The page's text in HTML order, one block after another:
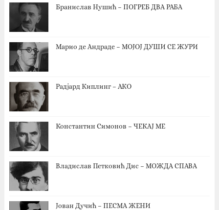
Бранислав Нушић – ПОГРЕБ ДВА РАБА
Марио де Андраде – МОЈОЈ ДУШИ СЕ ЖУРИ
Радјард Киплинг – АКО
Константин Симонов – ЧЕКАЈ МЕ
Владислав Петковић Дис – МОЖДА СПАВА
Јован Дучић – ПЕСМА ЖЕНИ